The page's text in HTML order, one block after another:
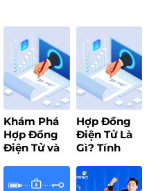
Khám Phá
Hợp Đồng
Điện Tử và
Lợi Ích và
Hợp Đồng
Điện Tử Là
Gì? Tính
Ích, Đặc
Điểm